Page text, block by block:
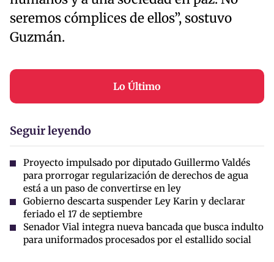
seremos cómplices de ellos”, sostuvo
Guzmán.
Lo Último
Seguir leyendo
Proyecto impulsado por diputado Guillermo Valdés
para prorrogar regularización de derechos de agua
está a un paso de convertirse en ley
Gobierno descarta suspender Ley Karin y declarar
feriado el 17 de septiembre
Senador Vial integra nueva bancada que busca indulto
para uniformados procesados por el estallido social